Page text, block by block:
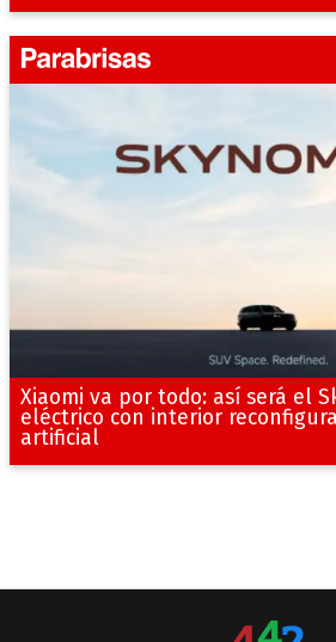
Xiaomi va por todo: así será el
eléctrico con interior
artificial